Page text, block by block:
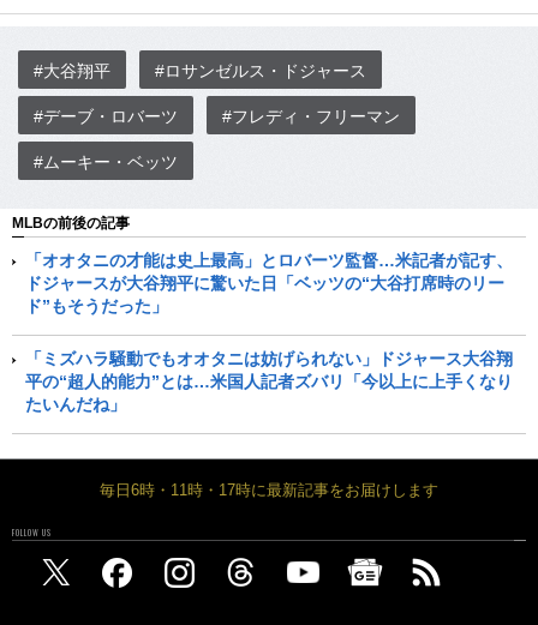
#大谷翔平 #ロサンゼルス・ドジャース
#デーブ・ロバーツ #フレディ・フリーマン
#ムーキー・ベッツ
MLBの前後の記事
「オオタニの才能は史上最高」とロバーツ監督…米記者が記す、
ドジャースが大谷翔平に驚いた日「ベッツの“大谷打席時のリー
ド”もそうだった」
「ミズハラ騒動でもオオタニは妨げられない」ドジャース大谷翔
平の“超人的能力”とは…米国人記者ズバリ「今以上に上手くなり
たいんだね」
毎日6時・11時・17時に最新記事をお届けします
FOLLOW US